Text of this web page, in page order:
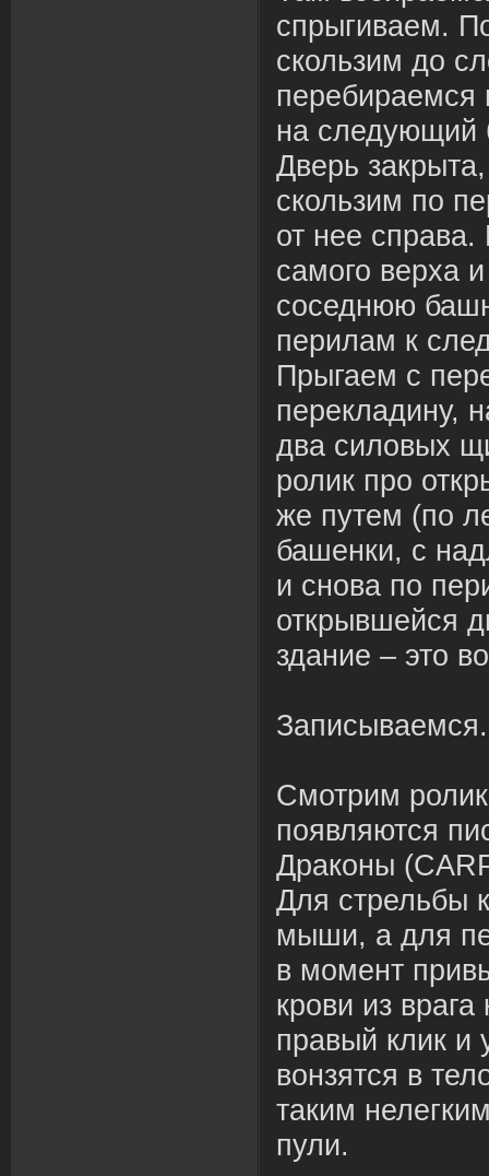
спрыгиваем.
скользим до
перебираемся
на следующий
Дверь
скользим по
от нее
самого верха
соседнюю
перилам к
Прыгаем с
перекладину,
два силовых
ролик про
же путем (по
башенки, с
и снова по
открывшейся
здание – это
Смотрим
появляются
Драконы
Для стрельбы
мыши, а для
в момент
крови из
правый клик и
вонзятся в
таким
пули.